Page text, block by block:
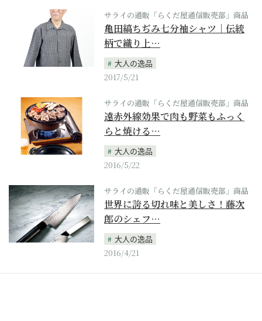
サライの通販「らくだ屋通信販売部」商品
亀田縞ちぢみ七分袖シャツ｜伝統
柄で織り上…
大人の逸品
2017/5/21
サライの通販「らくだ屋通信販売部」商品
遠赤外線効果で肉も野菜もふっく
らと焼ける…
大人の逸品
2016/5/22
サライの通販「らくだ屋通信販売部」商品
世界に誇る切れ味と美しさ！藤次
郎のシェフ…
大人の逸品
2016/4/21